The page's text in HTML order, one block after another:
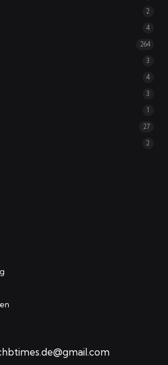
2
4
264
3
4
3
1
27
2